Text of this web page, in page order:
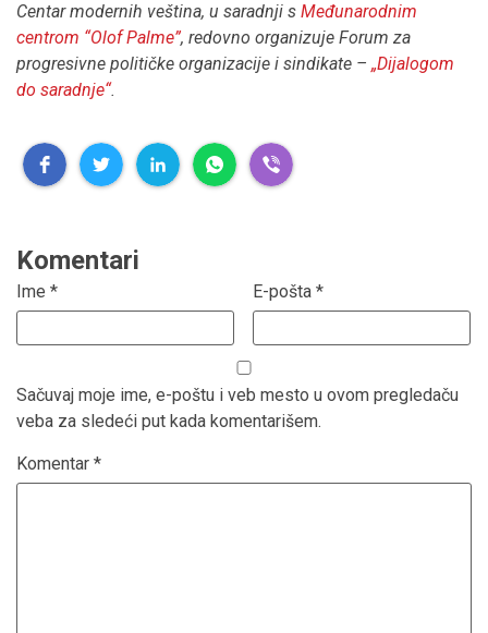
Centar modernih veština, u saradnji s Međunarodnim
centrom “Olof Palme”, redovno organizuje Forum za
progresivne političke organizacije i sindikate – „Dijalogom
do saradnje“.
Komentari
Ime * E-pošta *
Sačuvaj moje ime, e-poštu i veb mesto u ovom pregledaču
veba za sledeći put kada komentarišem.
Komentar *